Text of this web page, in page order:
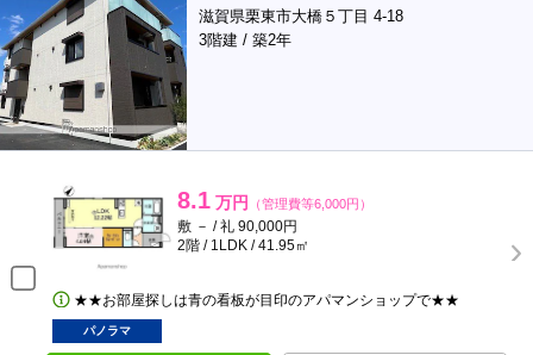
滋賀県栗東市大橋５丁目 4-18
3階建 / 築2年
8.1 万円 （管理費等6,000円）
敷 － / 礼 90,000円
2階 / 1LDK / 41.95㎡
★★お部屋探しは青の看板が目印のアパマンショップで★★
パノラマ